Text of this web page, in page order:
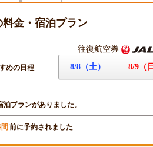
金・宿泊プラン
往復航空券
めの日程 8/8（土） 8/9（
泊プランがありました。
前に予約されました